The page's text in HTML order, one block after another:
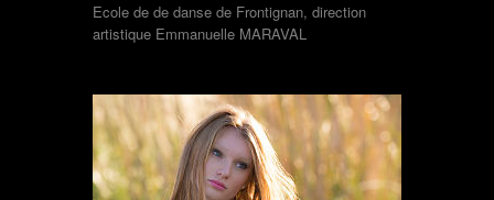
Ecole de de danse de Frontignan, direction
artistique Emmanuelle MARAVAL